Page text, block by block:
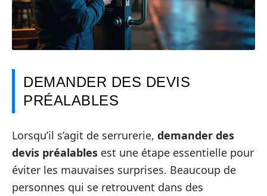
DEMANDER DES DEVIS
PRÉALABLES
Lorsqu’il s’agit de serrurerie, demander des
devis préalables est une étape essentielle pour
éviter les mauvaises surprises. Beaucoup de
personnes qui se retrouvent dans des